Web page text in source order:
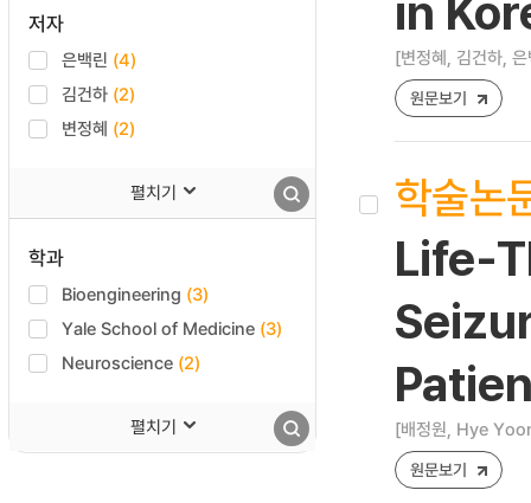
저자
은백린 (4)
김건하 (2)
변정혜 (2)
펼치기
학과
Bioengineering (3)
Yale School of Medicine (3)
Neuroscience (2)
펼치기
in
[변정혜, 김건하,
원문보기
학술논
Life-
[배정원, Hye
원문보기